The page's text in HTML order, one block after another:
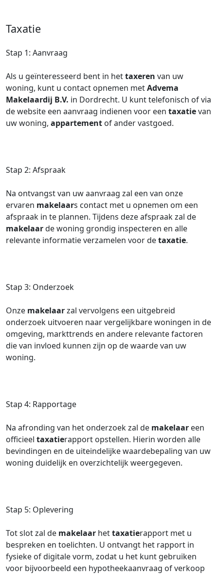
Taxatie
Stap 1: Aanvraag
Als u geïnteresseerd bent in hettaxeren van uw
woning, kunt u contact opnemen metAdvema
Makelaardij B.V. in Dordrecht. U kunt telefonisch of via
de website een aanvraag indienen voor een taxatievan
uw woning, appartement of ander vastgoed.
Stap 2: Afspraak
Na ontvangst van uw aanvraag zal een van onze
ervaren makelaars contact met u opnemen om een
afspraak in te plannen. Tijdens deze afspraak zal de
makelaarde woning grondig inspecteren en alle
relevante informatie verzamelen voor detaxatie.
Stap 3: Onderzoek
Onze makelaarzal vervolgens een uitgebreid
onderzoek uitvoeren naar vergelijkbare woningen in de
omgeving, markttrends en andere relevante factoren
die van invloed kunnen zijn op de waarde van uw
woning.
Stap 4: Rapportage
Na afronding van het onderzoek zal de makelaar een
officieel taxatierapport opstellen. Hierin worden alle
bevindingen en de uiteindelijke waardebepaling van uw
woning duidelijk en overzichtelijk weergegeven.
Stap 5: Oplevering
Tot slot zal de makelaar hettaxatierapport met u
bespreken en toelichten. U ontvangt het rapport in
fysieke of digitale vorm, zodat u het kunt gebruiken
voor bijvoorbeeld een hypotheekaanvraag of verkoop